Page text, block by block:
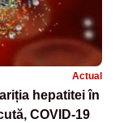
Actual
hepatitei în
COVID-19